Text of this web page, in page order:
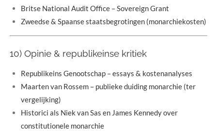
Britse National Audit Office – Sovereign Grant
Zweedse & Spaanse staatsbegrotingen (monarchiekosten)
10) Opinie & republikeinse kritiek
Republikeins Genootschap – essays & kostenanalyses
Maarten van Rossem – publieke duiding monarchie (ter
vergelijking)
Historici als Niek van Sas en James Kennedy over
constitutionele monarchie